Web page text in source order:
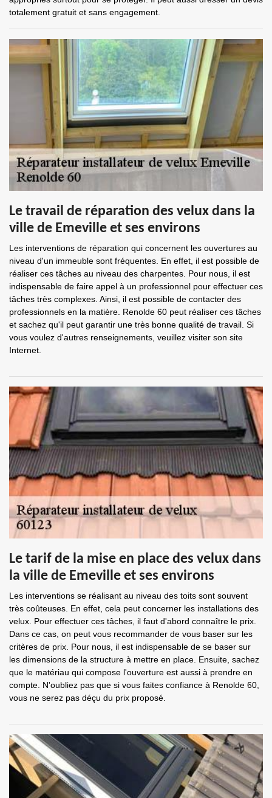
totalement gratuit et sans engagement.
Le travail de réparation des velux dans la
ville de Emeville et ses environs
Les interventions de réparation qui concernent les ouvertures au
niveau d'un immeuble sont fréquentes. En effet, il est possible de
réaliser ces tâches au niveau des charpentes. Pour nous, il est
indispensable de faire appel à un professionnel pour effectuer ces
tâches très complexes. Ainsi, il est possible de contacter des
professionnels en la matière. Renolde 60 peut réaliser ces tâches
et sachez qu'il peut garantir une très bonne qualité de travail. Si
vous voulez d'autres renseignements, veuillez visiter son site
Internet.
Le tarif de la mise en place des velux dans
la ville de Emeville et ses environs
Les interventions se réalisant au niveau des toits sont souvent
très coûteuses. En effet, cela peut concerner les installations des
velux. Pour effectuer ces tâches, il faut d'abord connaître le prix.
Dans ce cas, on peut vous recommander de vous baser sur les
critères de prix. Pour nous, il est indispensable de se baser sur
les dimensions de la structure à mettre en place. Ensuite, sachez
que le matériau qui compose l'ouverture est aussi à prendre en
compte. N'oubliez pas que si vous faites confiance à Renolde 60,
vous ne serez pas déçu du prix proposé.